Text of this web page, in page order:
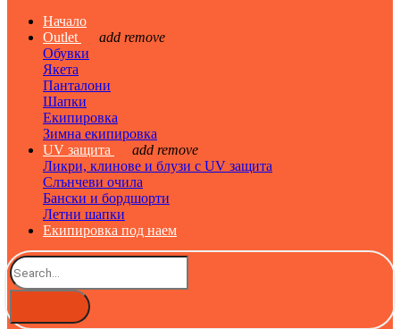
Начало
Outlet
add remove
Обувки
Якета
Панталони
Шапки
Екипировка
Зимна екипировка
UV защита
add remove
Ликри, клинове и блузи с UV защита
Слънчеви очила
Бански и бордшорти
Летни шапки
Екипировка под наем